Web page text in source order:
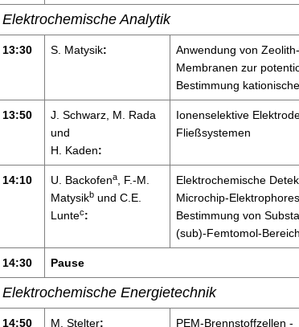
Elektrochemische Analytik
13:30 S. Matysik:
Anwendung von
Membranen zur
Bestimmung
13:50
J. Schwarz, M. Rada
und
H. Kaden:
Ionenselektive
Fließsystemen
14:10 U. Backofena, F.-M.
Matysikbund C.E.
Luntec:
Elektrochemische
Microchip-
Bestimmung von
(sub)-Femtomol-Bereich
14:30 Pause
Elektrochemische Energietechnik
14:50 M. Stelter: PEM-Brennstoffzellen -